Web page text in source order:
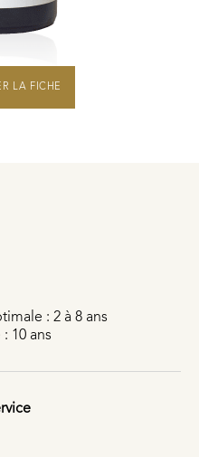
LA FICHE
: 2 à 8 ans
10 ans